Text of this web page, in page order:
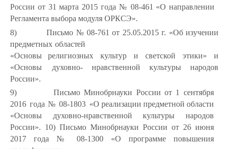
России от 31 марта 2015 года № 08-461 «О направлении
Регламента выбора модуля ОРКСЭ».
8)
Письмо № 08-761 от 25.05.2015 г. «Об изучении
предметных областей
«Основы религиозных
культур и светской этики»
и
«Основы
духовно- нравственной культуры народов
России».
9)
Письмо Минобрнауки России от 1
сентября
2016 года № 08-1803 «О реализации предметной области
«Основы духовно-нравственной культуры народов
России». 10) Письмо Минобрнауки России от 26 июня
2017 года № 08-1300 «О программе повышения